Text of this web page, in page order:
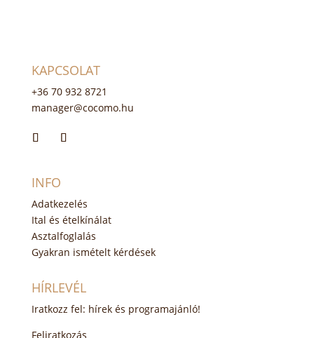
KAPCSOLAT
+36 70 932 8721
manager@cocomo.hu
INFO
Adatkezelés
Ital és ételkínálat
Asztalfoglalás
Gyakran ismételt kérdések
HÍRLEVÉL
Iratkozz fel: hírek és programajánló!
Feliratkozás